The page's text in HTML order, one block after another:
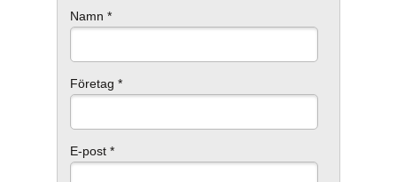
Namn *
Företag *
E-post *